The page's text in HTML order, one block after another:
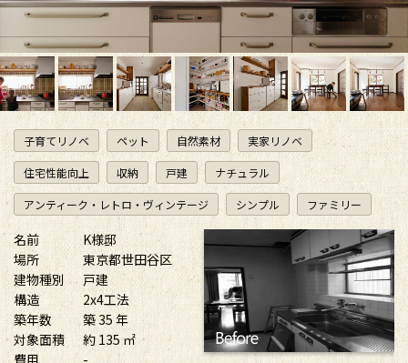
子育てリノベ ペット 自然素材 実家リノベ
住宅性能向上 収納 戸建 ナチュラル
アンティーク・レトロ・ヴィンテージ シンプル ファミリー
名前
K様邸
場所
東京都世田谷区
建物種別
戸建
構造
2x4工法
築年数
築 35 年
対象面積
約 135 ㎡
費用
-